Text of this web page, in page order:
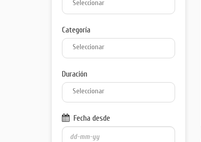
Categoría
Duración
Fecha desde